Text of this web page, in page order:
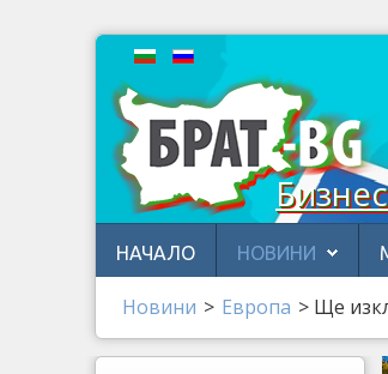
НАЧАЛО НОВИНИ
Новини > Европа > Ще